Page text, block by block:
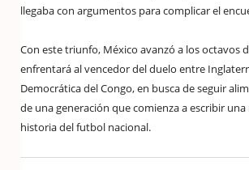
llegaba con argumentos para complicar el
Con este triunfo, México avanzó a los octavos
enfrentará al vencedor del duelo entre
Democrática del Congo, en busca de seguir
de una generación que comienza a escribir
historia del futbol nacional.